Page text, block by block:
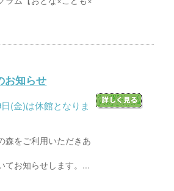
お知らせ
(金)は休館となりま
森をご利用いただきあ
てお知らせします。...